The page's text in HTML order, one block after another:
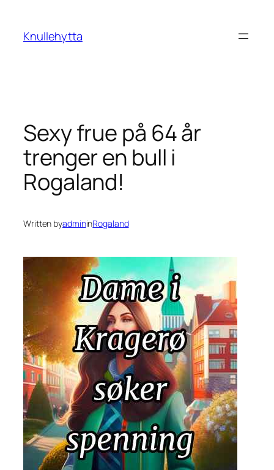
content
Knullehytta
Sexy frue på 64 år
trenger en bull i
Rogaland!
Written byadmininRogaland